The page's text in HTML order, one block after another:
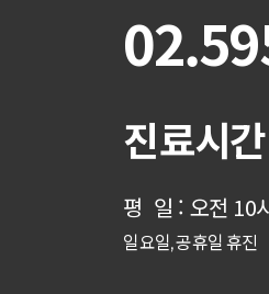
진료시간
평 일 : 오전 10
일요일, 공휴일 휴진